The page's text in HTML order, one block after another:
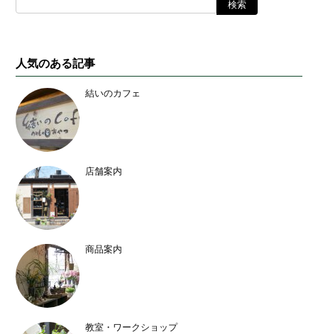
人気のある記事
結いのカフェ
店舗案内
商品案内
教室・ワークショップ